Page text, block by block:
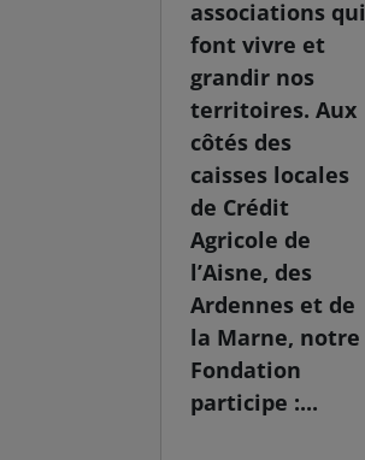
associations qui
font vivre et
grandir nos
territoires. Aux
côtés des
caisses locales
de Crédit
Agricole de
l’Aisne, des
Ardennes et de
la Marne, notre
Fondation
participe :...